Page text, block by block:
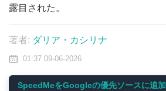
露目された。
著者: ダリア・カシリナ
01:37 09-06-2026
SpeedMeをGoogleの優先ソースに追加